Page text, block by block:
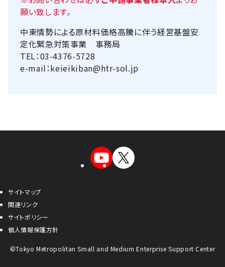
願い致します。
中東情勢による原材料価格高騰に伴う経営基盤安
定化緊急対策事業 事務局
TEL：03-4376-5728
e-mail：keieikiban@htr-sol.jp
サイトマップ
関連リンク
サイトポリシー
個人情報保護方針
©Tokyo Metropolitan Small and Medium Enterprise Support Center